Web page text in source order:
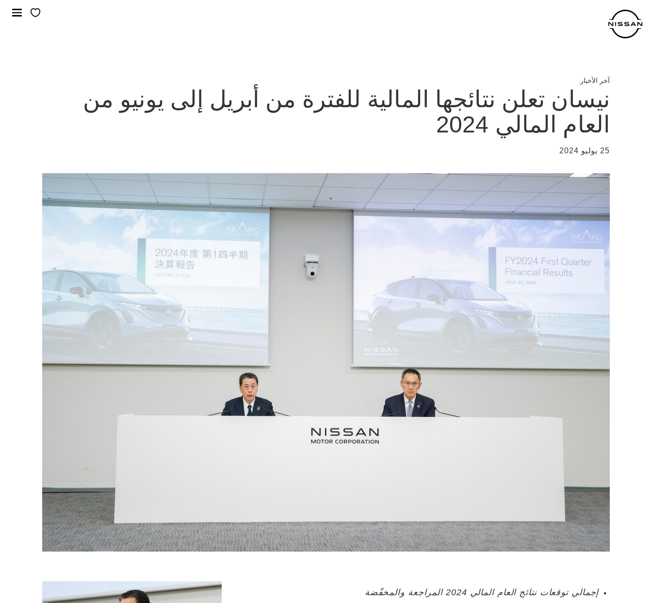
المحتوى
الرئيسي
آخر الأخبار
نيسان تعلن نتائجها المالية للفترة من أبريل إلى يونيو من
العام المالي 2024
25 يوليو 2024
إجمالي توقعات نتائج العام المالي 2024 المراجعة والمخفّضة